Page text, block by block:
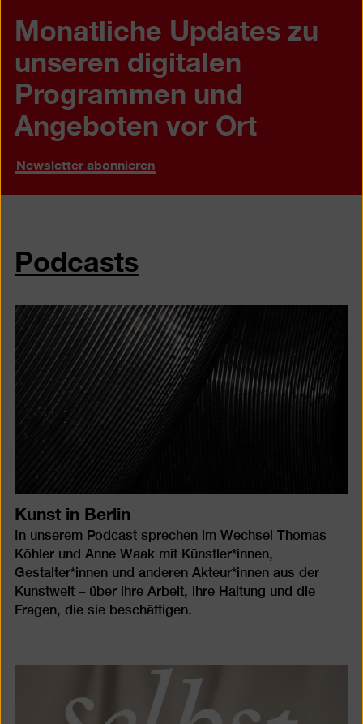
Monatliche Updates zu
unseren digitalen
Programmen und
Angeboten vor Ort
Newsletter abonnieren
Podcasts
Kunst in Berlin
In unserem Podcast sprechen im Wechsel Thomas
Köhler und Anne Waak mit Künstler*innen,
Gestalter*innen und anderen Akteur*innen aus der
Kunstwelt – über ihre Arbeit, ihre Haltung und die
Fragen, die sie beschäftigen.